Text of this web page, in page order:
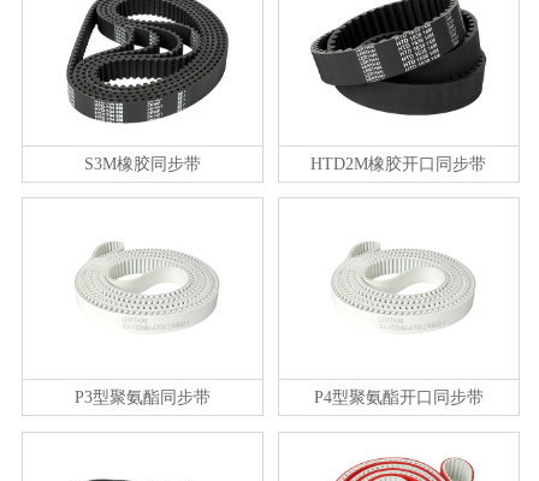
S3M橡胶同步带 HTD2M橡胶开口同步带
P3型聚氨酯同步带 P4型聚氨酯开口同步带